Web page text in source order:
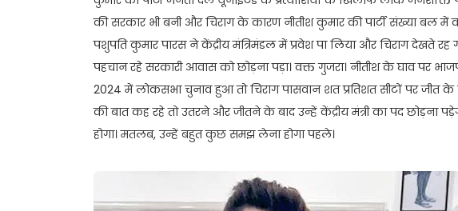
की सरकार भी बनी और चिराग के कारण नीतीश कुमार की पार्टी संख्या बल में
पशुपति कुमार पारस ने केंद्रीय मंत्रिमंडल में प्रवेश पा लिया और चिराग देखते
पहचान रहे सरकारी आवास को छोड़ना पड़ा। वक्त गुजरा। नीतीश के घाव पर
2024 में लोकसभा चुनाव हुआ तो चिराग पासवान शत प्रतिशत सीटों पर जीत के
की बात कह रहे तो उतरने और जीतने के बाद उन्हें केंद्रीय मंत्री का पद
होगा। मतलब, उन्हें बहुत कुछ समझ लेना होगा पहले।